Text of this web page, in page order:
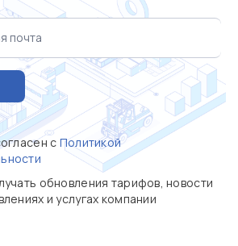
с Политикой
обновления тарифов, новости
и услугах компании